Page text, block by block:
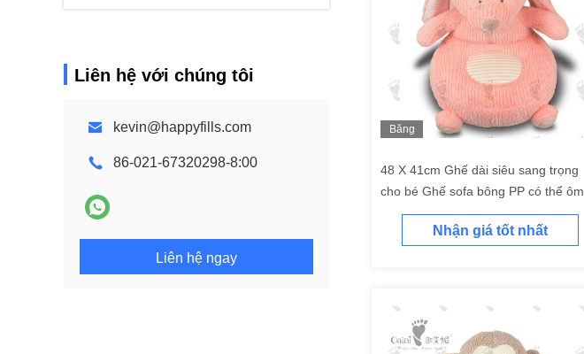
Liên hệ với chúng tôi
kevin@happyfills.com
86-021-67320298-8:00
Liên hệ ngay
Băng
48 X 41cm Ghế dài siêu sang trọng
cho bé Ghế sofa bông PP có thể ôm
được cho trẻ sơ sinh
Nhận giá tốt nhất